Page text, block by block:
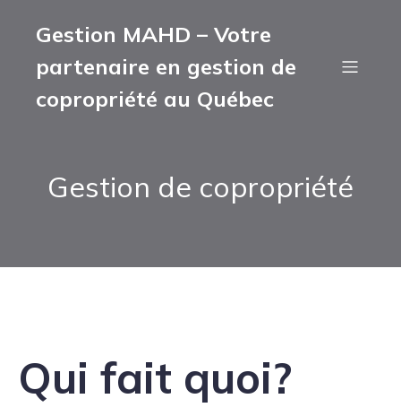
Gestion MAHD – Votre
partenaire en gestion de
copropriété au Québec
Gestion de copropriété
Qui fait quoi?